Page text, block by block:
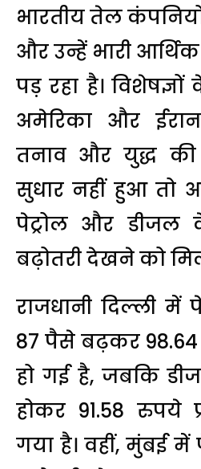
भारतीय तेल
और उन्हें भारी
पड़ रहा है।
अमेरिका और
तनाव और युद्ध
सुधार नहीं हुआ तो
पेट्रोल और
बढ़ोतरी देखने को
राजधानी दिल्ली में
87 पैसे बढ़कर 98.64
हो गई है, जबकि
होकर 91.58 रुपये
गया है। वहीं, मुंबई में